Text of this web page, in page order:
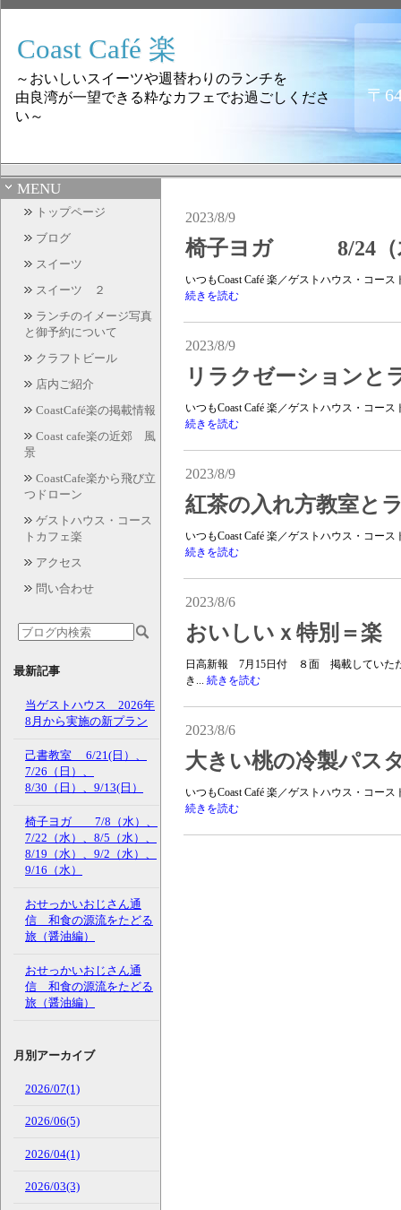
Coast Café 楽
～おいしいスイーツや週替わりのランチを
由良湾が一望できる粋なカフェでお過ごしくださ
い～
〒
MENU
トップページ
ブログ
スイーツ
スイーツ ２
ランチのイメージ写真
と御予約について
クラフトビール
店内ご紹介
CoastCafé楽の掲載情報
Coast cafe楽の近郊 風
景
CoastCafe楽から飛び立
つドローン
ゲストハウス・コース
トカフェ楽
アクセス
問い合わせ
最新記事
当ゲストハウス 2026年
8月から実施の新プラン
己書教室 6/21(日）、
7/26（日）、
8/30（日）、9/13(日）
椅子ヨガ 7/8（水）、
7/22（水）、8/5（水）、
8/19（水）、9/2（水）、
9/16（水）
おせっかいおじさん通
信 和食の源流をたどる
旅（醤油編）
おせっかいおじさん通
信 和食の源流をたどる
旅（醤油編）
月別アーカイブ
2026/07(1)
2026/06(5)
2026/04(1)
2026/03(3)
2023/8/9
椅子ヨガ 8/24（
いつもCoast Café 楽／ゲストハウス・コー
続きを読む
2023/8/9
リラクゼーションと
いつもCoast Café 楽／ゲストハウス・コー
続きを読む
2023/8/9
紅茶の入れ方教室
いつもCoast Café 楽／ゲストハウス・コー
続きを読む
2023/8/6
おいしいｘ特別＝楽
日高新報 7月15日付 ８面 掲載していた
き... 続きを読む
2023/8/6
大きい桃の冷製パス
いつもCoast Café 楽／ゲストハウス・コー
続きを読む